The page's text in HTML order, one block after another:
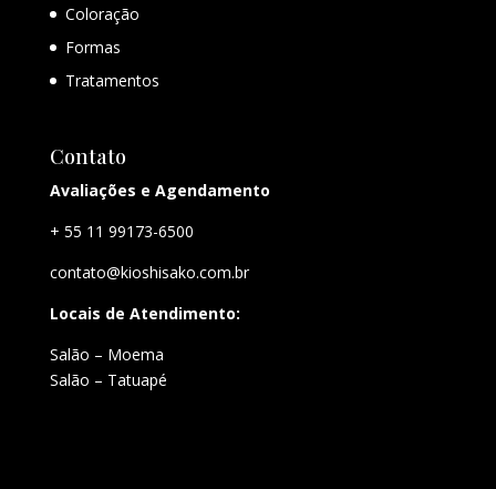
Coloração
Formas
Tratamentos
Contato
Avaliações e Agendamento
+ 55 11 99173-6500
contato@kioshisako.com.br
Locais de Atendimento:
Salão – Moema
Salão – Tatuapé